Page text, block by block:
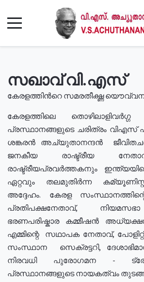
സഖാവ് വി.എസ്
കേരളത്തിൻറെ സമരതീക്ഷ്ണ
കേരളത്തിലെ
പ്രസ്ഥാനങ്ങളുടെ ചരിത്രം വിഎസ്
ശങ്കരൻ അച്യുതാനന്ദൻ
ജനകീയ രാഷ്ട്രീയ
രാഷ്ട്രീയപ്രവർത്തകനും ഇന്ത്യയിലെ
ഏറ്റവും തലമുതിർന്ന
അദ്ദേഹം. കേരള
പ്രതിപക്ഷനേതാവ്,
ഭരണപരിഷ്കാര കമ്മീഷൻ
എമ്മിന്റെ സഥാപക നേതാവ്,
സംസ്ഥാന സെക്രട്ടറി,
നിരവധി പുരോഗമന -
പ്രസ്ഥാനങ്ങളുടെ നായകത്വം